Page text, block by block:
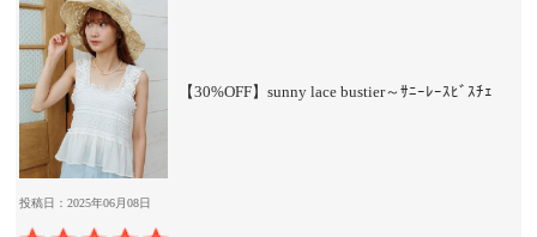
【30%OFF】sunny lace bustier～ｻﾆｰﾚｰｽﾋﾞｽﾁｪ
投稿日：2025年06月08日